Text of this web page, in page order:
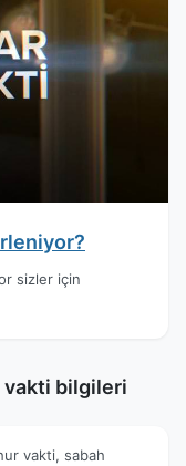
sizler için
vakti bilgileri
vakti, sabah